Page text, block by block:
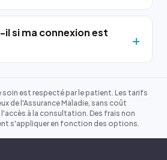
si ma connexion est
soin est respecté par le patient. Les tarifs
de l'Assurance Maladie, sans coût
à la consultation. Des frais non
s'appliquer en fonction des options.